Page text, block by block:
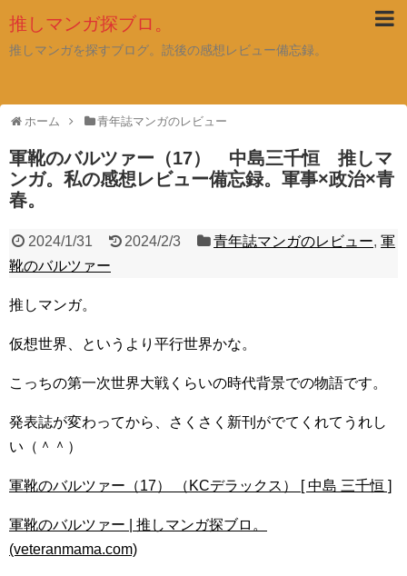
推しマンガ探ブロ。
推しマンガを探すブログ。読後の感想レビュー備忘録。
ホーム 青年誌マンガのレビュー
軍靴のバルツァー（17） 中島三千恒 推しマ
ンガ。私の感想レビュー備忘録。軍事×政治×青
春。
2024/1/31 2024/2/3 青年誌マンガのレビュー,軍
靴のバルツァー
推しマンガ。
仮想世界、というより平行世界かな。
こっちの第一次世界大戦くらいの時代背景での物語です。
発表誌が変わってから、さくさく新刊がでてくれてうれし
い（＾＾）
軍靴のバルツァー（17） （KCデラックス） [ 中島 三千恒 ]
軍靴のバルツァー | 推しマンガ探ブロ。
(veteranmama.com)